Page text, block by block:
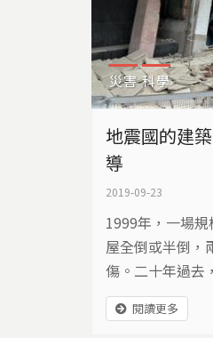
災害 科學
地震國的建
導
2019-09-23
1999年，一場
屋全倒或半倒，
傷。二十年過去
有多少學校、賣
的風險？
閱讀更多